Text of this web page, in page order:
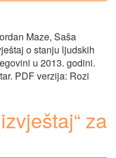
Maze, Saša
o stanju ljudskih
u 2013. godini.
PDF verzija: Rozi
za